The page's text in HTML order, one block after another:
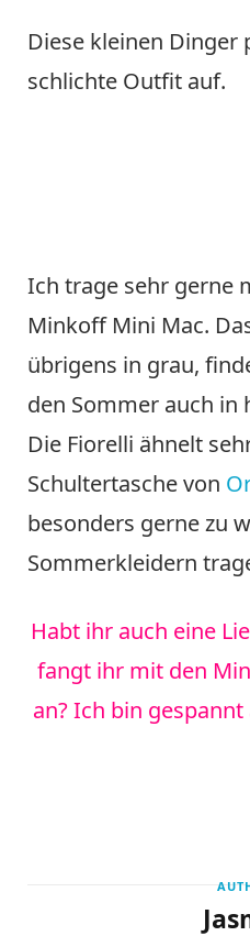
Diese kleinen Dinger
schlichte Outfit auf.
Ich trage sehr gerne
Minkoff Mini Mac.
übrigens in grau,
den Sommer auch in
Die Fiorelli ähnelt
Schultertasche von
besonders gerne zu
Sommerkleidern
Habt ihr auch eine
fangt ihr mit den
an? Ich bin